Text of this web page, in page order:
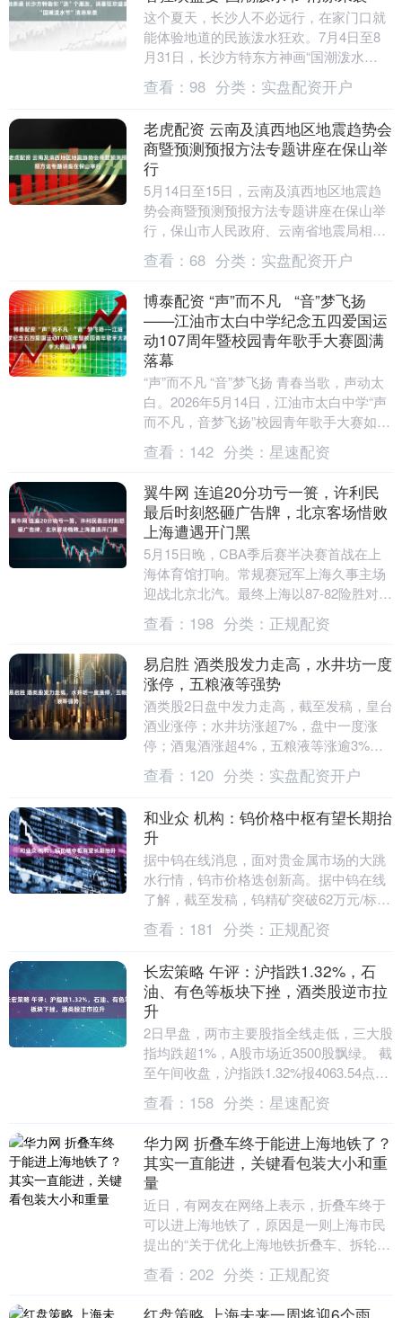
这个夏天，长沙人不必远行，在家门口就
能体验地道的民族泼水狂欢。7月4日至8
月31日，长沙方特东方神画“国潮泼水
节”重磅开启——60万平米泼水战场火力全
开，200....
查看： 98 分类： 实盘配资开户
老虎配资 云南及滇西地区地震趋势会
商暨预测预报方法专题讲座在保山举
行
5月14日至15日，云南及滇西地区地震趋
势会商暨预测预报方法专题讲座在保山举
行，保山市人民政府、云南省地震局相关
领导出席会议并分别致辞和讲话。 会议现
场 会上，....
查看： 68 分类： 实盘配资开户
博泰配资 “声”而不凡 “音”梦飞扬
——江油市太白中学纪念五四爱国运
动107周年暨校园青年歌手大赛圆满
落幕
“声”而不凡 “音”梦飞扬 青春当歌，声动太
白。2026年5月14日，江油市太白中学“声
而不凡，音梦飞扬”校园青年歌手大赛如约
而至。活动在庄严的国歌声中拉开序幕....
查看： 142 分类： 星速配资
翼牛网 连追20分功亏一篑，许利民
最后时刻怒砸广告牌，北京客场惜败
上海遭遇开门黑
5月15日晚，CBA季后赛半决赛首战在上
海体育馆打响。常规赛冠军上海久事主场
迎战北京北汽。最终上海以87-82险胜对
手，在五局三胜制的系列赛中先下一城，
将本赛季....
查看： 198 分类： 正规配资
易启胜 酒类股发力走高，水井坊一度
涨停，五粮液等强势
酒类股2日盘中发力走高，截至发稿，皇台
酒业涨停；水井坊涨超7%，盘中一度涨
停；酒鬼酒涨超4%，五粮液等涨逾3%。
机构表示，目前白酒板块估值处于历史低
位，具备较....
查看： 120 分类： 实盘配资开户
和业众 机构：钨价格中枢有望长期抬
升
据中钨在线消息，面对贵金属市场的大跳
水行情，钨市价格迭创新高。据中钨在线
了解，截至发稿，钨精矿突破62万元/标
吨，仲钨酸铵价格突破92万元/吨，钨粉价
格突破15....
查看： 181 分类： 正规配资
长宏策略 午评：沪指跌1.32%，石
油、有色等板块下挫，酒类股逆市拉
升
2日早盘，两市主要股指全线走低，三大股
指均跌超1%，A股市场近3500股飘绿。 截
至午间收盘，沪指跌1.32%报4063.54点，
深证成指跌1.41%，创业板指....
查看： 158 分类： 星速配资
华力网 折叠车终于能进上海地铁了？
其实一直能进，关键看包装大小和重
量
近日，有网友在网络上表示，折叠车终于
可以进上海地铁了，原因是一则上海市民
提出的“关于优化上海地铁折叠车、拆轮公
路自行车携带规则的建议”得到了上海市交
通委员会的回....
查看： 202 分类： 正规配资